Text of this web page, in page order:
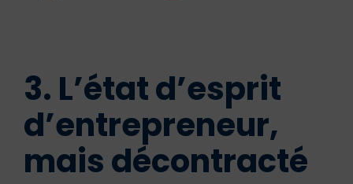
3. L’état d’esprit
d’entrepreneur,
mais décontracté